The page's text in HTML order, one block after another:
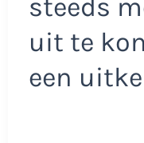
steeds
uit te
een